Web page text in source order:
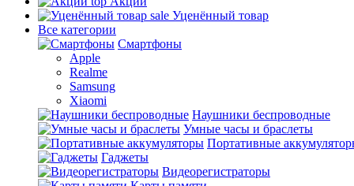
sale Уценённый товар
Все категории
Смартфоны
Apple
Realme
Samsung
Xiaomi
Наушники беспроводные
Умные часы и браслеты
Портативные
Гаджеты
Видеорегистраторы